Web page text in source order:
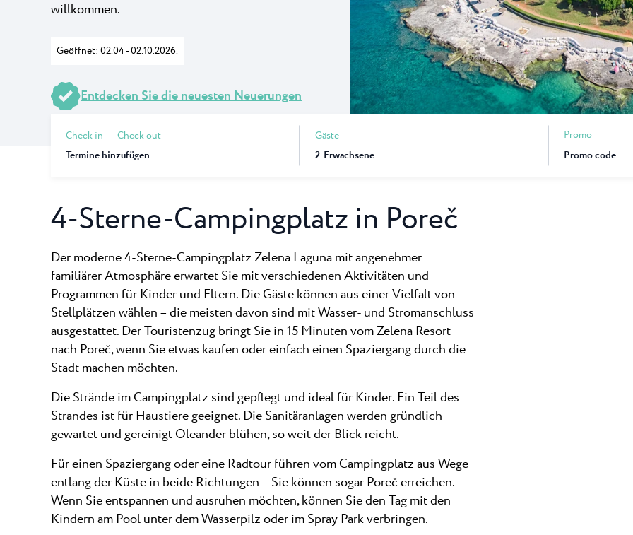
Der 3-Sterne-Campingplatz Puntica
befindet sich in der Nähe...
Auf halbem Wege
Novigrad und Umag
ruhige...
Camping Kanegra
Kanegra ist der
Campingplatz in
willkommen.
Geöffnet: 02.04 - 02.10.2026.
Entdecken Sie die neuesten Neuerungen
Check in
Check out
Termine hinzufügen
Gäste
2 Erwachsene
Promo
4-Sterne-Campingplatz in Poreč
Der moderne 4-Sterne-Campingplatz Zelena Laguna mit angenehmer
familiärer Atmosphäre erwartet Sie mit verschiedenen Aktivitäten und
Programmen für Kinder und Eltern. Die Gäste können aus einer Vielfalt von
Stellplätzen wählen – die meisten davon sind mit Wasser- und Stromanschluss
ausgestattet. Der Touristenzug bringt Sie in 15 Minuten vom Zelena Resort
nach Poreč, wenn Sie etwas kaufen oder einfach einen Spaziergang durch die
Stadt machen möchten.
Die Strände im Campingplatz sind gepflegt und ideal für Kinder. Ein Teil des
Strandes ist für Haustiere geeignet. Die Sanitäranlagen werden gründlich
gewartet und gereinigt Oleander blühen, so weit der Blick reicht.
Für einen Spaziergang oder eine Radtour führen vom Campingplatz aus Wege
entlang der Küste in beide Richtungen – Sie können sogar Poreč erreichen.
Wenn Sie entspannen und ausruhen möchten, können Sie den Tag mit den
Kindern am Pool unter dem Wasserpilz oder im Spray Park verbringen.